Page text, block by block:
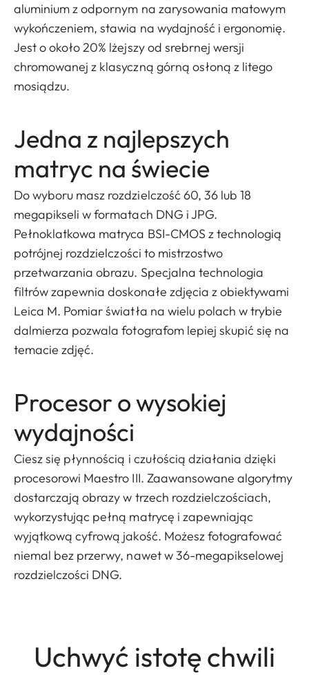
aluminium z odpornym na zarysowania matowym
wykończeniem, stawia na wydajność i ergonomię.
Jest o około 20% lżejszy od srebrnej wersji
chromowanej z klasyczną górną osłoną z litego
mosiądzu.
Jedna z najlepszych
matryc na świecie
Do wyboru masz rozdzielczość 60, 36 lub 18
megapikseli w formatach DNG i JPG.
Pełnoklatkowa matryca BSI-CMOS z technologią
potrójnej rozdzielczości to mistrzostwo
przetwarzania obrazu. Specjalna technologia
filtrów zapewnia doskonałe zdjęcia z obiektywami
Leica M. Pomiar światła na wielu polach w trybie
dalmierza pozwala fotografom lepiej skupić się na
temacie zdjęć.
Procesor o wysokiej
wydajności
Ciesz się płynnością i czułością działania dzięki
procesorowi Maestro III. Zaawansowane algorytmy
dostarczają obrazy w trzech rozdzielczościach,
wykorzystując pełną matrycę i zapewniając
wyjątkową cyfrową jakość. Możesz fotografować
niemal bez przerwy, nawet w 36-megapikselowej
rozdzielczości DNG.
Uchwyć istotę chwili